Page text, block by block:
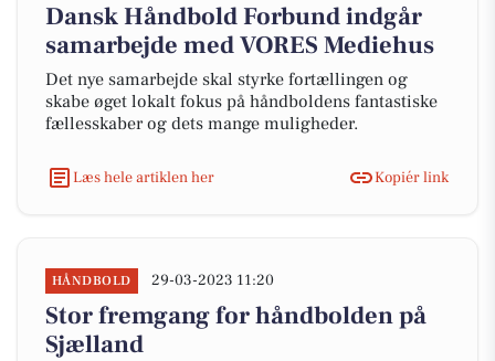
Dansk Håndbold Forbund indgår
samarbejde med VORES Mediehus
Det nye samarbejde skal styrke fortællingen og
skabe øget lokalt fokus på håndboldens fantastiske
fællesskaber og dets mange muligheder.
Læs hele artiklen her Kopiér link
HÅNDBOLD 29-03-2023 11:20
Stor fremgang for håndbolden på
Sjælland